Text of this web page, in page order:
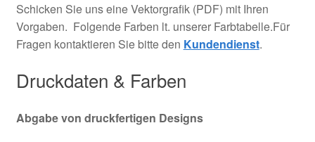
Schicken Sie uns eine Vektorgrafik (PDF) mit Ihren
Vorgaben. Folgende Farben lt. unserer Farbtabelle.Für
Fragen kontaktieren Sie bitte den Kundendienst.
Druckdaten & Farben
Abgabe von druckfertigen Designs